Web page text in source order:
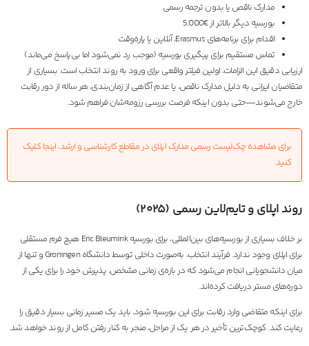
مدارک ناقص یا بدون ترجمه رسمی
بورسیه دیگر بالاتر از €5,000
اقدام برای برنامه‌های Erasmus، آنلاین یا پاره‌وقت
تماس مستقیم برای پیگیری بورسیه (موجب رد نمی‌شود اما بی‌پاسخ می‌ماند)
ارزیابی دقیق این الزامات، اولین فیلتر واقعی برای ورود به روند انتخاب است. بسیاری از
متقاضیان ایرانی به دلیل مدارک ناقص، یا عدم آگاهی از زمان‌بندی، هر ساله از دور رقابت
خارج می‌شوند—حتی بدون اینکه فرصت بررسی رزومه‌شان فراهم شود.
برای مشاهده چک‌لیست رسمی مدارک اپلای در مقاطع کارشناسی و ارشد، اینجا کلیک
کنید.
روند اپلای و تایم‌لاین رسمی (۲۰۲۵)
بر خلاف بسیاری از بورسیه‌های بین‌المللی، برای بورسیه Eric Bleumink هیچ فرم مستقلی
برای اپلای وجود ندارد. فرآیند انتخاب، به‌صورت داخلی توسط دانشگاه Groningen و تنها از
میان دانشجویانی انجام می‌شود که در بازه‌ی زمانی مشخص، پذیرش خود را برای یکی از
دوره‌های مستر دریافت کرده‌اند.
برای اینکه متقاضی وارد رقابت برای این بورسیه شود، باید یک مسیر زمانی بسیار دقیق را
رعایت کند. کوچک‌ترین تأخیر در هر یک از مراحل، منجر به کنار رفتن کامل از روند خواهد شد.